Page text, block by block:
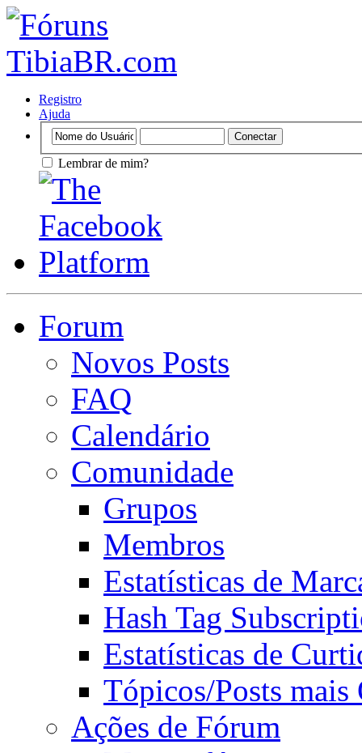
Registro
Ajuda
Lembrar de mim?
Forum
Novos Posts
FAQ
Calendário
Comunidade
Grupos
Membros
Estatísticas de
Hash Tag
Estatísticas de
Tópicos/Posts mais
Ações de Fórum